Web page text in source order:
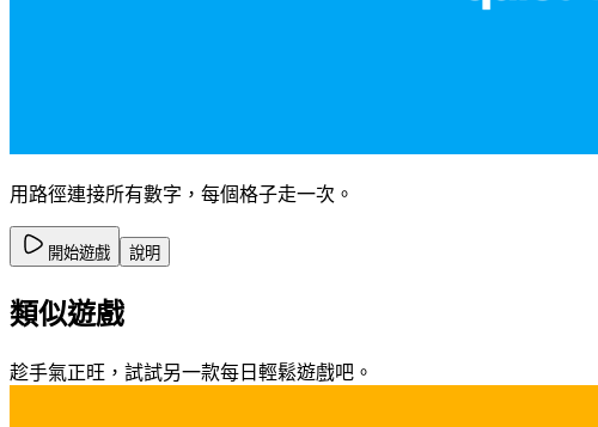
用路徑連接所有數字，每個格子走一次。
開始遊戲 說明
類似遊戲
趁手氣正旺，試試另一款每日輕鬆遊戲吧。